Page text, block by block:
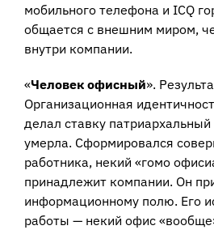
мобильного телефона и ICQ
общается с внешним миром,
внутри компании.
«Человек офисный».
Организационная
делал ставку
умерла. Сформировался
работника, некий «гомо
принадлежит компании. Он
информационному полю. Его
работы — некий офис